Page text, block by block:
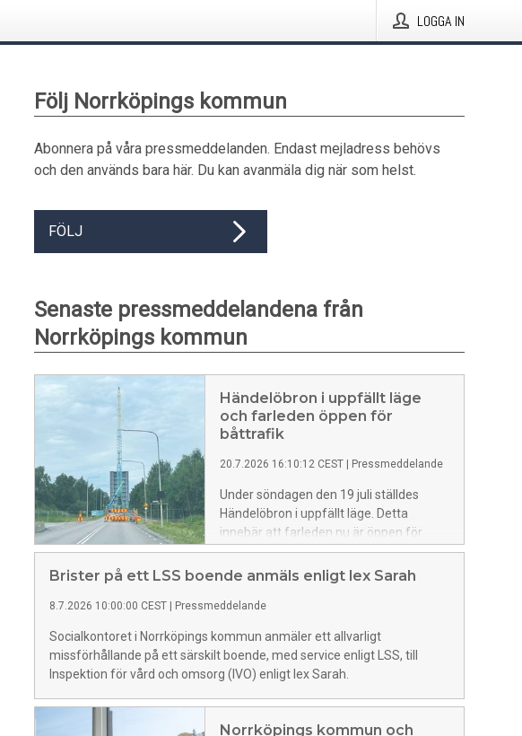
LOGGA IN
Följ Norrköpings kommun
Abonnera på våra pressmeddelanden. Endast mejladress behövs
och den används bara här. Du kan avanmäla dig när som helst.
FÖLJ
Senaste pressmeddelandena från
Norrköpings kommun
Händelöbron i uppfällt läge
och farleden öppen för
båttrafik
20.7.2026 16:10:12 CEST Pressmeddelande
Under söndagen den 19 juli ställdes
Händelöbron i uppfällt läge. Detta
innebär att farleden nu är öppen för
båttrafik.
Brister på ett LSS boende anmäls enligt lex Sarah
8.7.2026 10:00:00 CEST Pressmeddelande
Socialkontoret i Norrköpings kommun anmäler ett allvarligt
missförhållande på ett särskilt boende, med service enligt LSS, till
Inspektion för vård och omsorg (IVO) enligt lex Sarah.
Norrköpings kommun och